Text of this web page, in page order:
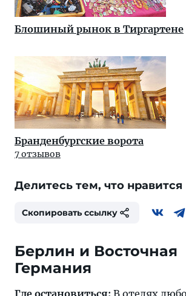
Блошиный рынок в Тиргартене
Бранденбургские ворота
7 отзывов
Делитесь тем, что нравится
Скопировать ссылку
Берлин и Восточная
Германия
Где остановиться: В отелях